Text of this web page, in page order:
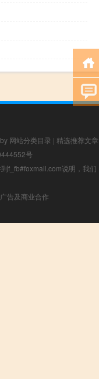
网站分类目录 | 精选推荐文章
号
f_fb#foxmail.com说明，我们
告及商业合作